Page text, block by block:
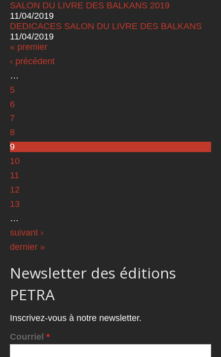
SALON DU LIVRE DES BALKANS 2019
11/04/2019
DEDICACES SALON DU LIVRE DES BALKANS
11/04/2019
Pages
« premier
‹ précédent
…
5
6
7
8
9
10
11
12
13
…
suivant ›
dernier »
Newsletter des éditions
PETRA
Inscrivez-vous à notre newsletter.
Courriel *